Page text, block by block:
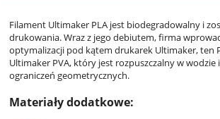
Filament Ultimaker PLA jest biodegradowalny i
drukowania. Wraz z jego debiutem, firma
optymalizacji pod kątem drukarek Ultimaker, ten
Ultimaker PVA, który jest rozpuszczalny w
ograniczeń geometrycznych.
Materiały dodatkowe: